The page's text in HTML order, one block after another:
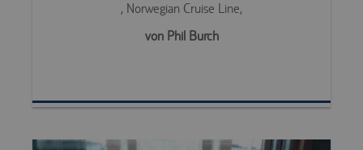
, Norwegian Cruise Line,
von Phil Burch